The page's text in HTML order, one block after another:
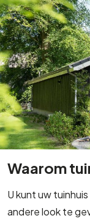
Waarom
U kunt uw
andere look te